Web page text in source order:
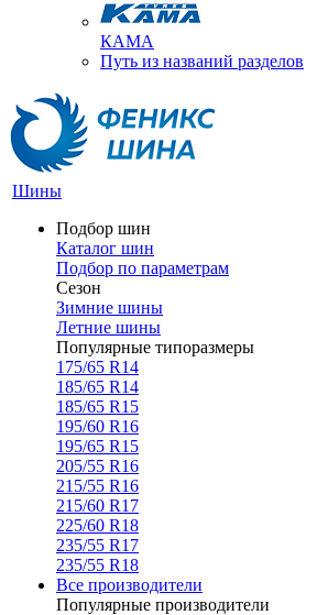
КАМА
Путь из названий разделов
Шины
Подбор шин
Каталог шин
Подбор по параметрам
Сезон
Зимние шины
Летние шины
Популярные типоразмеры
175/65 R14
185/65 R14
185/65 R15
195/60 R16
195/65 R15
205/55 R16
215/55 R16
215/60 R17
225/60 R18
235/55 R17
235/55 R18
Все производители
Популярные производители